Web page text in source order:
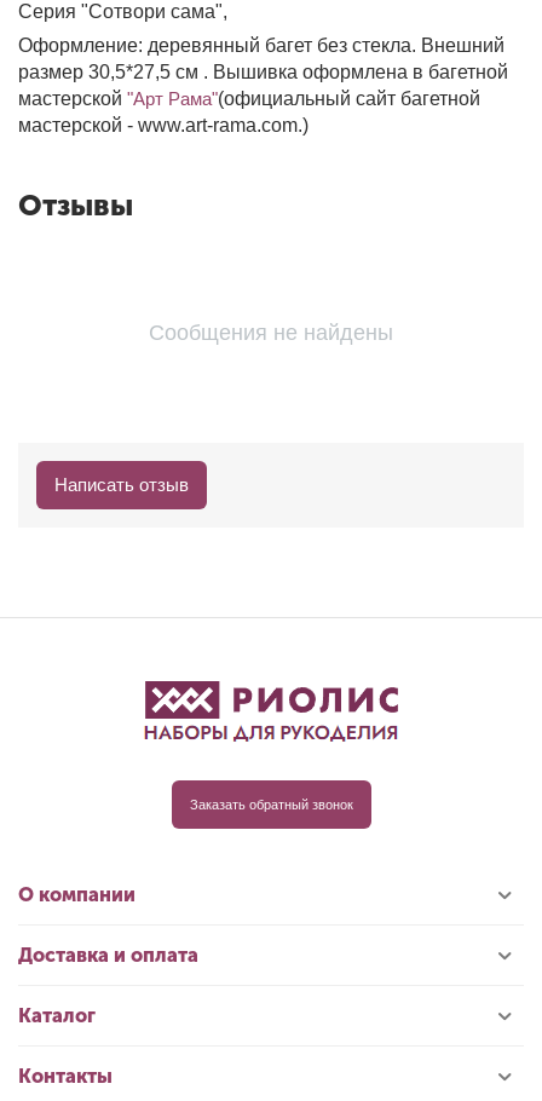
Серия "Сотвори сама",
Оформление: деревянный багет без стекла. Внешний
размер 30,5*27,5 см . Вышивка оформлена в багетной
мастерской "Арт Рама"(официальный сайт багетной
мастерской - www.art-rama.com.)
Отзывы
Сообщения не найдены
Написать отзыв
Заказать обратный звонок
О компании
Доставка и оплата
Каталог
Контакты